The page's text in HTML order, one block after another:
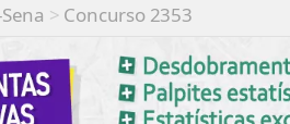
> Concurso 2353